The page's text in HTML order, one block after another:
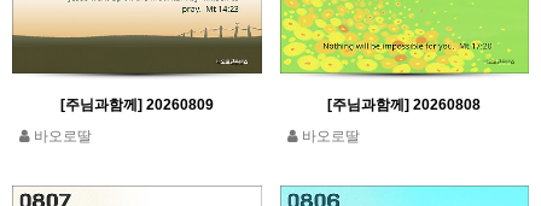
[주님과함께] 20260809
바오로딸
[주님과함께] 20260808
바오로딸